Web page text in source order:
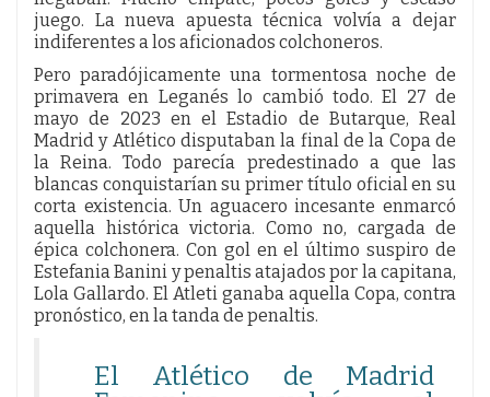
juego. La nueva apuesta técnica volvía a dejar
indiferentes a los aficionados colchoneros.
Pero paradójicamente una tormentosa noche de
primavera en Leganés lo cambió todo. El 27 de
mayo de 2023 en el Estadio de Butarque, Real
Madrid y Atlético disputaban la final de la Copa de
la Reina. Todo parecía predestinado a que las
blancas conquistarían su primer título oficial en su
corta existencia. Un aguacero incesante enmarcó
aquella histórica victoria. Como no, cargada de
épica colchonera. Con gol en el último suspiro de
Estefania Banini y penaltis atajados por la capitana,
Lola Gallardo. El Atleti ganaba aquella Copa, contra
pronóstico, en la tanda de penaltis.
El Atlético de Madrid